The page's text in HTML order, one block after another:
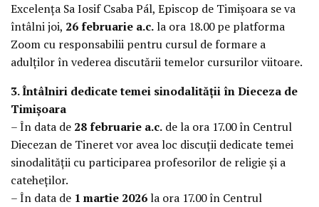
Excelența Sa Iosif Csaba Pál, Episcop de Timișoara se va
întâlni joi, 26 februarie a.c. la ora 18.00 pe platforma
Zoom cu responsabilii pentru cursul de formare a
adulților în vederea discutării temelor cursurilor viitoare.
3. Întâlniri dedicate temei sinodalității în Dieceza de
Timișoara
– În data de 28 februarie a.c. de la ora 17.00 în Centrul
Diecezan de Tineret vor avea loc discuții dedicate temei
sinodalității cu participarea profesorilor de religie și a
cateheților.
– În data de 1 martie 2026 la ora 17.00 în Centrul